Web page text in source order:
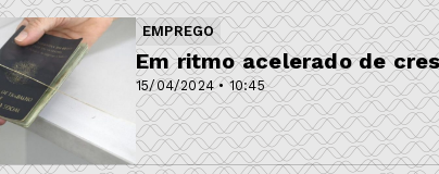
EMPREGO
15/04/2024 • 10:45
Em ritmo acelerado de